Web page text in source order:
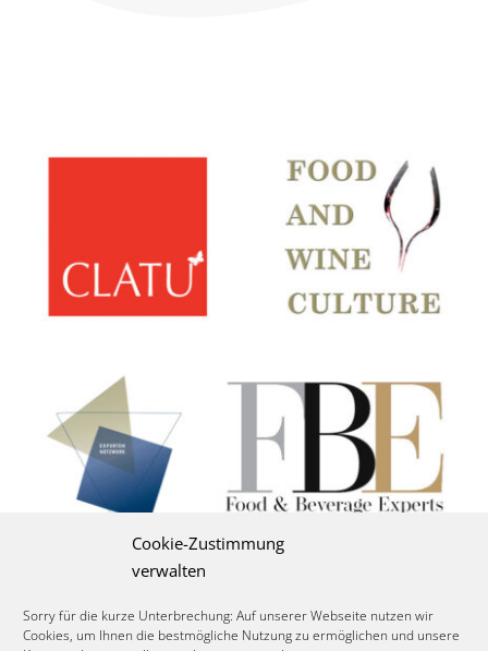
Cookie-Zustimmung
verwalten
Sorry für die kurze Unterbrechung: Auf unserer Webseite nutzen wir
Cookies, um Ihnen die bestmögliche Nutzung zu ermöglichen und unsere